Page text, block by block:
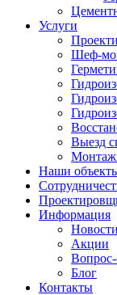
Услуги
Шеф-
Выезд
Монтаж
Наши
Информация
Новости
Акции
Вопрос-
Блог
Контакты